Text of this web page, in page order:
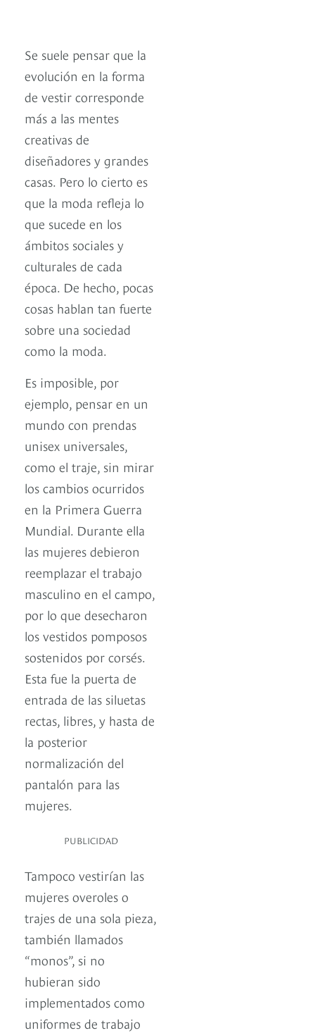
Se suele pensar que la
evolución en la forma
de vestir corresponde
más a las mentes
creativas de
diseñadores y grandes
casas. Pero lo cierto es
que la moda refleja lo
que sucede en los
ámbitos sociales y
culturales de cada
época. De hecho, pocas
cosas hablan tan fuerte
sobre una sociedad
como la moda.
Es imposible, por
ejemplo, pensar en un
mundo con prendas
unisex universales,
como el traje, sin mirar
los cambios ocurridos
en la Primera Guerra
Mundial. Durante ella
las mujeres debieron
reemplazar el trabajo
masculino en el campo,
por lo que desecharon
los vestidos pomposos
sostenidos por corsés.
Esta fue la puerta de
entrada de las siluetas
rectas, libres, y hasta de
la posterior
normalización del
pantalón para las
mujeres.
PUBLICIDAD
Tampoco vestirían las
mujeres overoles o
trajes de una sola pieza,
también llamados
“monos”, si no
hubieran sido
implementados como
uniformes de trabajo